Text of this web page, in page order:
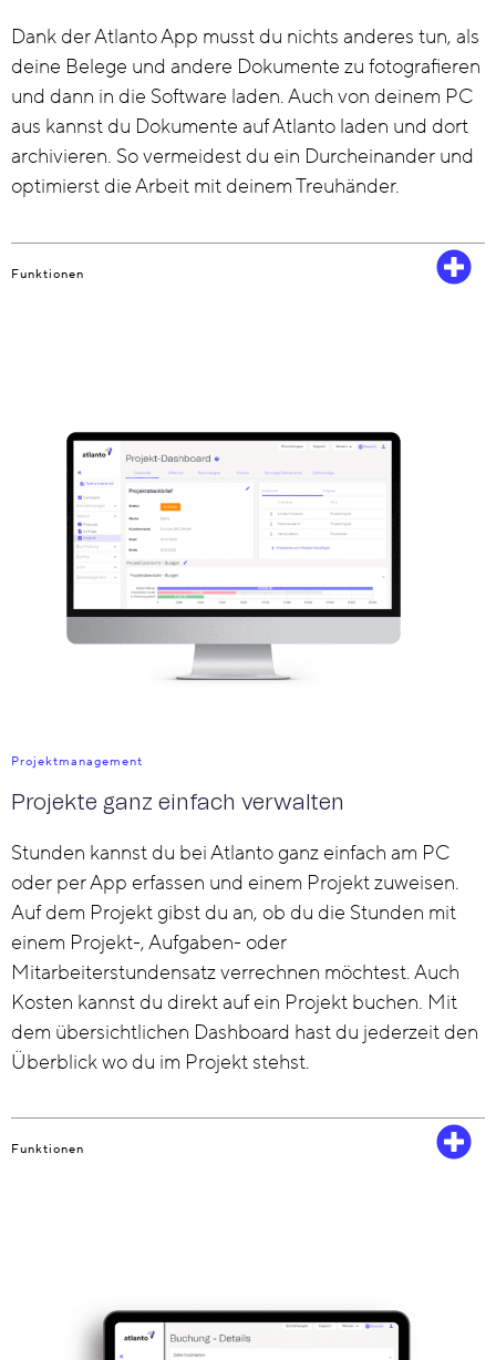
Dank der Atlanto App musst du nichts anderes tun, als
deine Belege und andere Dokumente zu fotografieren
und dann in die Software laden. Auch von deinem PC
aus kannst du Dokumente auf Atlanto laden und dort
archivieren. So vermeidest du ein Durcheinander und
optimierst die Arbeit mit deinem Treuhänder.
Funktionen
Projektmanagement
Projekte ganz einfach verwalten
Stunden kannst du bei Atlanto ganz einfach am PC
oder per App erfassen und einem Projekt zuweisen.
Auf dem Projekt gibst du an, ob du die Stunden mit
einem Projekt-, Aufgaben- oder
Mitarbeiterstundensatz verrechnen möchtest. Auch
Kosten kannst du direkt auf ein Projekt buchen. Mit
dem übersichtlichen Dashboard hast du jederzeit den
Überblick wo du im Projekt stehst.
Funktionen